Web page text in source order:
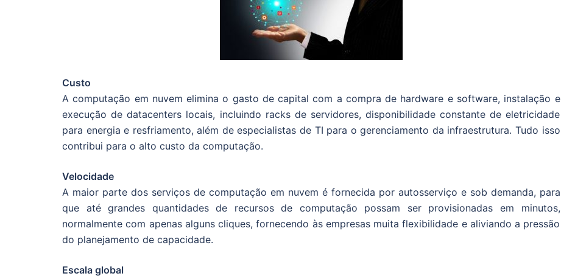
Custo
A computação em nuvem elimina o gasto de capital com a compra de hardware e software, instalação e
execução de datacenters locais, incluindo racks de servidores, disponibilidade constante de eletricidade
para energia e resfriamento, além de especialistas de TI para o gerenciamento da infraestrutura. Tudo isso
contribui para o alto custo da computação.
Velocidade
A maior parte dos serviços de computação em nuvem é fornecida por autosserviço e sob demanda, para
que até grandes quantidades de recursos de computação possam ser provisionadas em minutos,
normalmente com apenas alguns cliques, fornecendo às empresas muita flexibilidade e aliviando a pressão
do planejamento de capacidade.
Escala global